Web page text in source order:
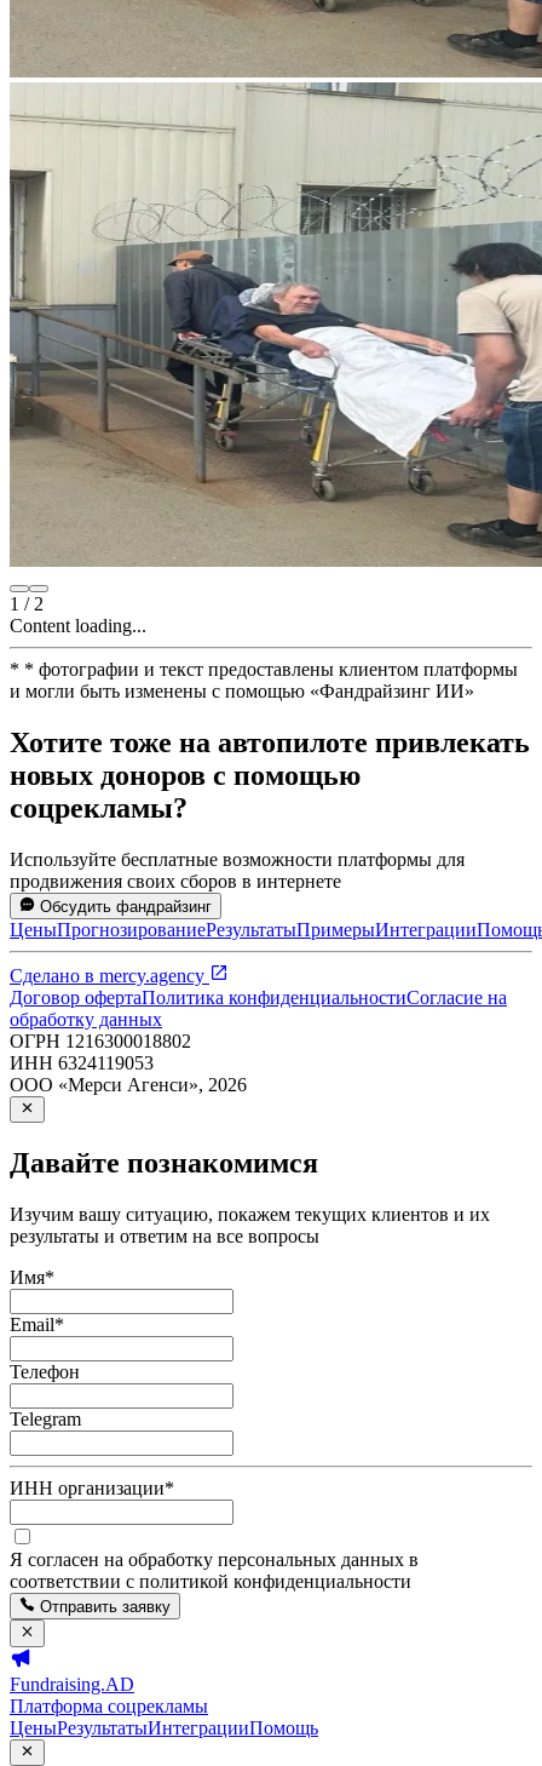
1 / 2
Content loading...
* * фотографии и текст предоставлены клиентом платформы
и могли быть изменены с помощью «Фандрайзинг ИИ»
Хотите тоже на автопилоте привлекать
новых доноров с помощью
соцрекламы?
Используйте бесплатные возможности платформы для
продвижения своих сборов в интернете
Обсудить фандрайзинг
ЦеныПрогнозированиеРезультатыПримерыИнтеграции
Сделано в mercy.agency
Договор офертаПолитика конфиденциальностиСогласие на
обработку данных
ОГРН 1216300018802
ИНН 6324119053
ООО «Мерси Агенси», 2026
Давайте познакомимся
Изучим вашу ситуацию, покажем текущих клиентов и их
результаты и ответим на все вопросы
Имя*
Email*
Телефон
Telegram
ИНН организации*
Я согласен на обработку персональных данных в
соответствии с политикой конфиденциальности
Отправить заявку
Fundraising.AD
Платформа соцрекламы
ЦеныРезультатыИнтеграцииПомощь